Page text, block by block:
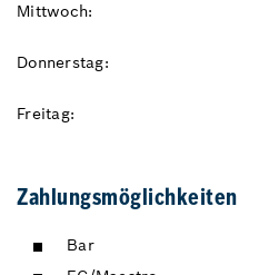
Mittwoch:
Donnerstag:
Freitag:
Zahlungsmöglichkeiten
Bar